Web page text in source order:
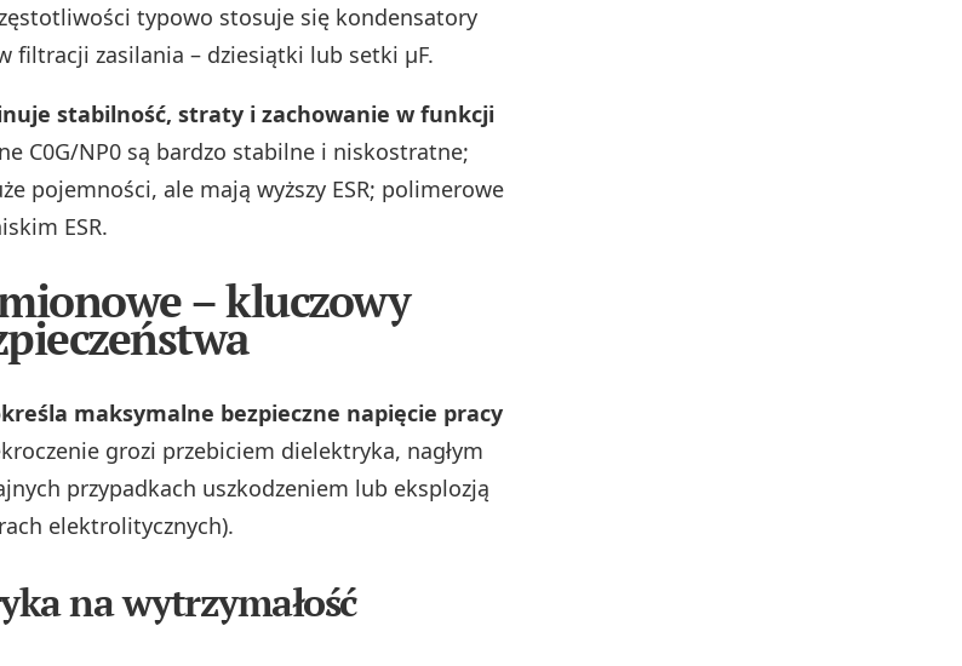
typowo stosuje się kondensatory
filtracji zasilania – dziesiątki lub setki μF.
stabilność, straty i zachowanie w funkcji
C0G/NP0 są bardzo stabilne i niskostratne;
pojemności, ale mają wyższy ESR; polimerowe
ESR.
– kluczowy
maksymalne bezpieczne napięcie pracy
grozi przebiciem dielektryka, nagłym
przypadkach uszkodzeniem lub eksplozją
elektrolitycznych).
na wytrzymałość